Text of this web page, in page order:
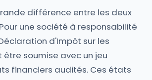
différence entre les deux
une société à responsabilité
d'Impôt sur les
être soumise avec un jeu
financiers audités. Ces états